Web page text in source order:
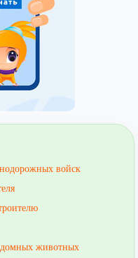
войск
животных